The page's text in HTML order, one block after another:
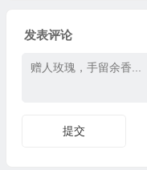
发表评论